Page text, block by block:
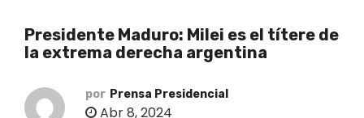
Presidente Maduro: Milei es el títere de
la extrema derecha argentina
por Prensa Presidencial
Abr 8, 2024